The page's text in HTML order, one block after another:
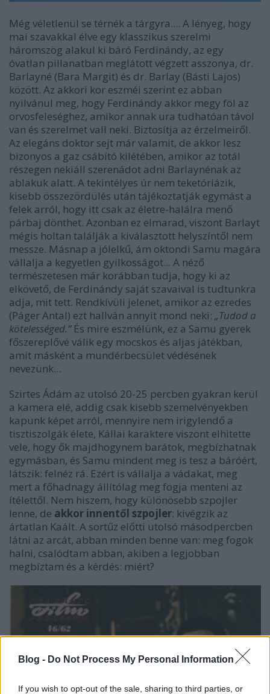
Blog - Do Not Process My Personal Information
If you wish to opt-out of the sale, sharing to third parties, or
Még véletlenül se térnék a tárgyra.... A lényeg, hogy
mai szavakkal élve egy klasszikus szerelmi
háromszög alakul ki báró Ferdinándy, az egy
óvatlan pillanatban meglátott végzett asszonya, dr.
Barlayné (Bara Margit) és dr. Barlay (Básti Lajos)
között. Az akkori kor eszméi szerint ez abban
nyilvánul meg, hogy Ferdinándy akkor megy föl az
orvosfeleséghez, amikor annak ura tudhatóan távol
van és szerelmet vall neki. Biztosítja az érzelmeiről.
Az elegáns doktor sejt már valamit, de akkor lesz
bizonyos a gaz csábító kilétében, amikor az totál
részegen nekiáll szerenádot adni Barlaynénak az
ablakuk alatt. A tekintélyes úr nem teketóriázik,
kisebb összezördülés után tájékoztatják egymást a
felek arról, hogy itt csak az életre-halálra menő
párbaj dönthet. Azonban ez elmarad, viszont Barlayt
mégis holtan találják a kiválasztott helyszíntől nem
messze. Másnap a jólelkű, ám oktondi Samu magára
vállalja a kegyetlen gyilkosságot... A néző
természetesen már korábban tudja, hogy ki az
elkövető, de Ferdinándy saját szavaival is tudtunkra
adja, mit tett. Rendkívüli jelenet, amikor az ezredes
(Páger Antal) ezt hallván annyit mond neki: „Tudod a
kötelességed.”És mire eszmélünk, ez a Samu gyerek
főszereplővé válik egy mocskos és aljas játékban,
amit másként a mundérbecsület védésének
nevezünk...
Szirtes Ádám az utolsó 20-25 percben gyakran kerül
a kamera elé, addig csak kisebb szemelvényekben
kapunk képet arról, mennyire nem irigylendő a
tisztiszolgák élete, Kállai karaktere viszont elhitette
vele, hogy ők majdhogynem barátok, megbízhatnak
egymásban, és Samu mindent meg is tesz a báróért,
látszik: felnéz rá. Ezért is vállalja a vádakat, meg
mert a főhadnagy állítólag meg fogja menteni az
ítélettől. Nem hiszem, hogy különösebb szpojler
lenne, de akkor innentől szpojler: kivégzik az
ártatlan Kaált. A sortűz előtti utolsó másodpercben
látni az arcát, abban minden benne van: meg fogok
halni, csalódtam abban, akiben a legjobban
megbíztam és a kérdés: miért?